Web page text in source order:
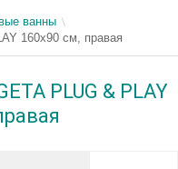
ванны
160x90 см, правая
PLUG & PLAY